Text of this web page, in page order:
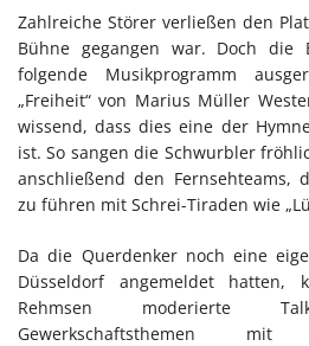
Zahlreiche Störer verließen den
Bühne gegangen war. Doch die
folgende Musikprogramm
„Freiheit“ von Marius Müller
wissend, dass dies eine der
ist. So sangen die Schwurbler
anschließend den Fernsehteams,
zu führen mit Schrei-Tiraden wie
Da die Querdenker noch eine
Düsseldorf angemeldet hatten,
Rehmsen moderierte
Gewerkschaftsthemen